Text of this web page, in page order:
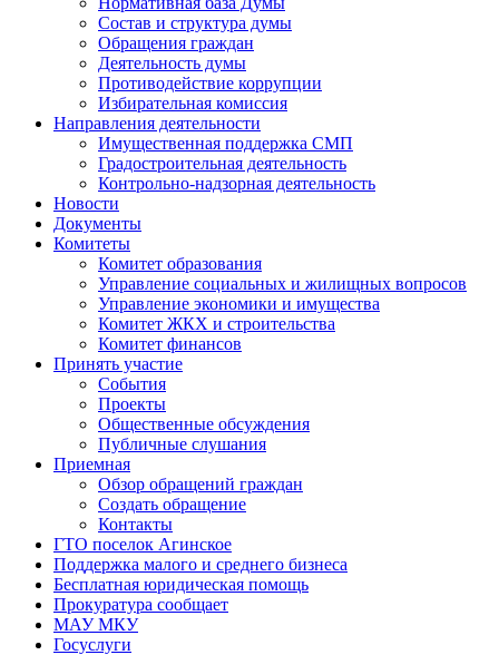
Состав и структура думы
Обращения граждан
Деятельность думы
Противодействие коррупции
Избирательная комиссия
Направления деятельности
Имущественная поддержка СМП
Градостроительная деятельность
Контрольно-надзорная деятельность
Новости
Документы
Комитеты
Комитет образования
Управление социальных и жилищных вопросов
Управление экономики и имущества
Комитет ЖКХ и строительства
Комитет финансов
Принять участие
События
Проекты
Общественные обсуждения
Публичные слушания
Приемная
Обзор обращений граждан
Создать обращение
Контакты
ГТО поселок Агинское
Поддержка малого и среднего бизнеса
Бесплатная юридическая помощь
Прокуратура сообщает
МАУ МКУ
Госуслуги